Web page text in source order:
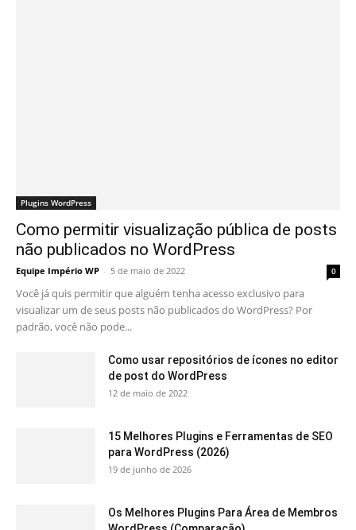
Plugins WordPress
Como permitir visualização pública de posts
não publicados no WordPress
Equipe Império WP - 5 de maio de 2022 0
Você já quis permitir que alguém tenha acesso exclusivo para
visualizar um de seus posts não publicados do WordPress? Por
padrão, você não pode...
Como usar repositórios de ícones no editor
de post do WordPress
12 de maio de 2022
15 Melhores Plugins e Ferramentas de SEO
para WordPress (2026)
19 de junho de 2026
Os Melhores Plugins Para Área de Membros